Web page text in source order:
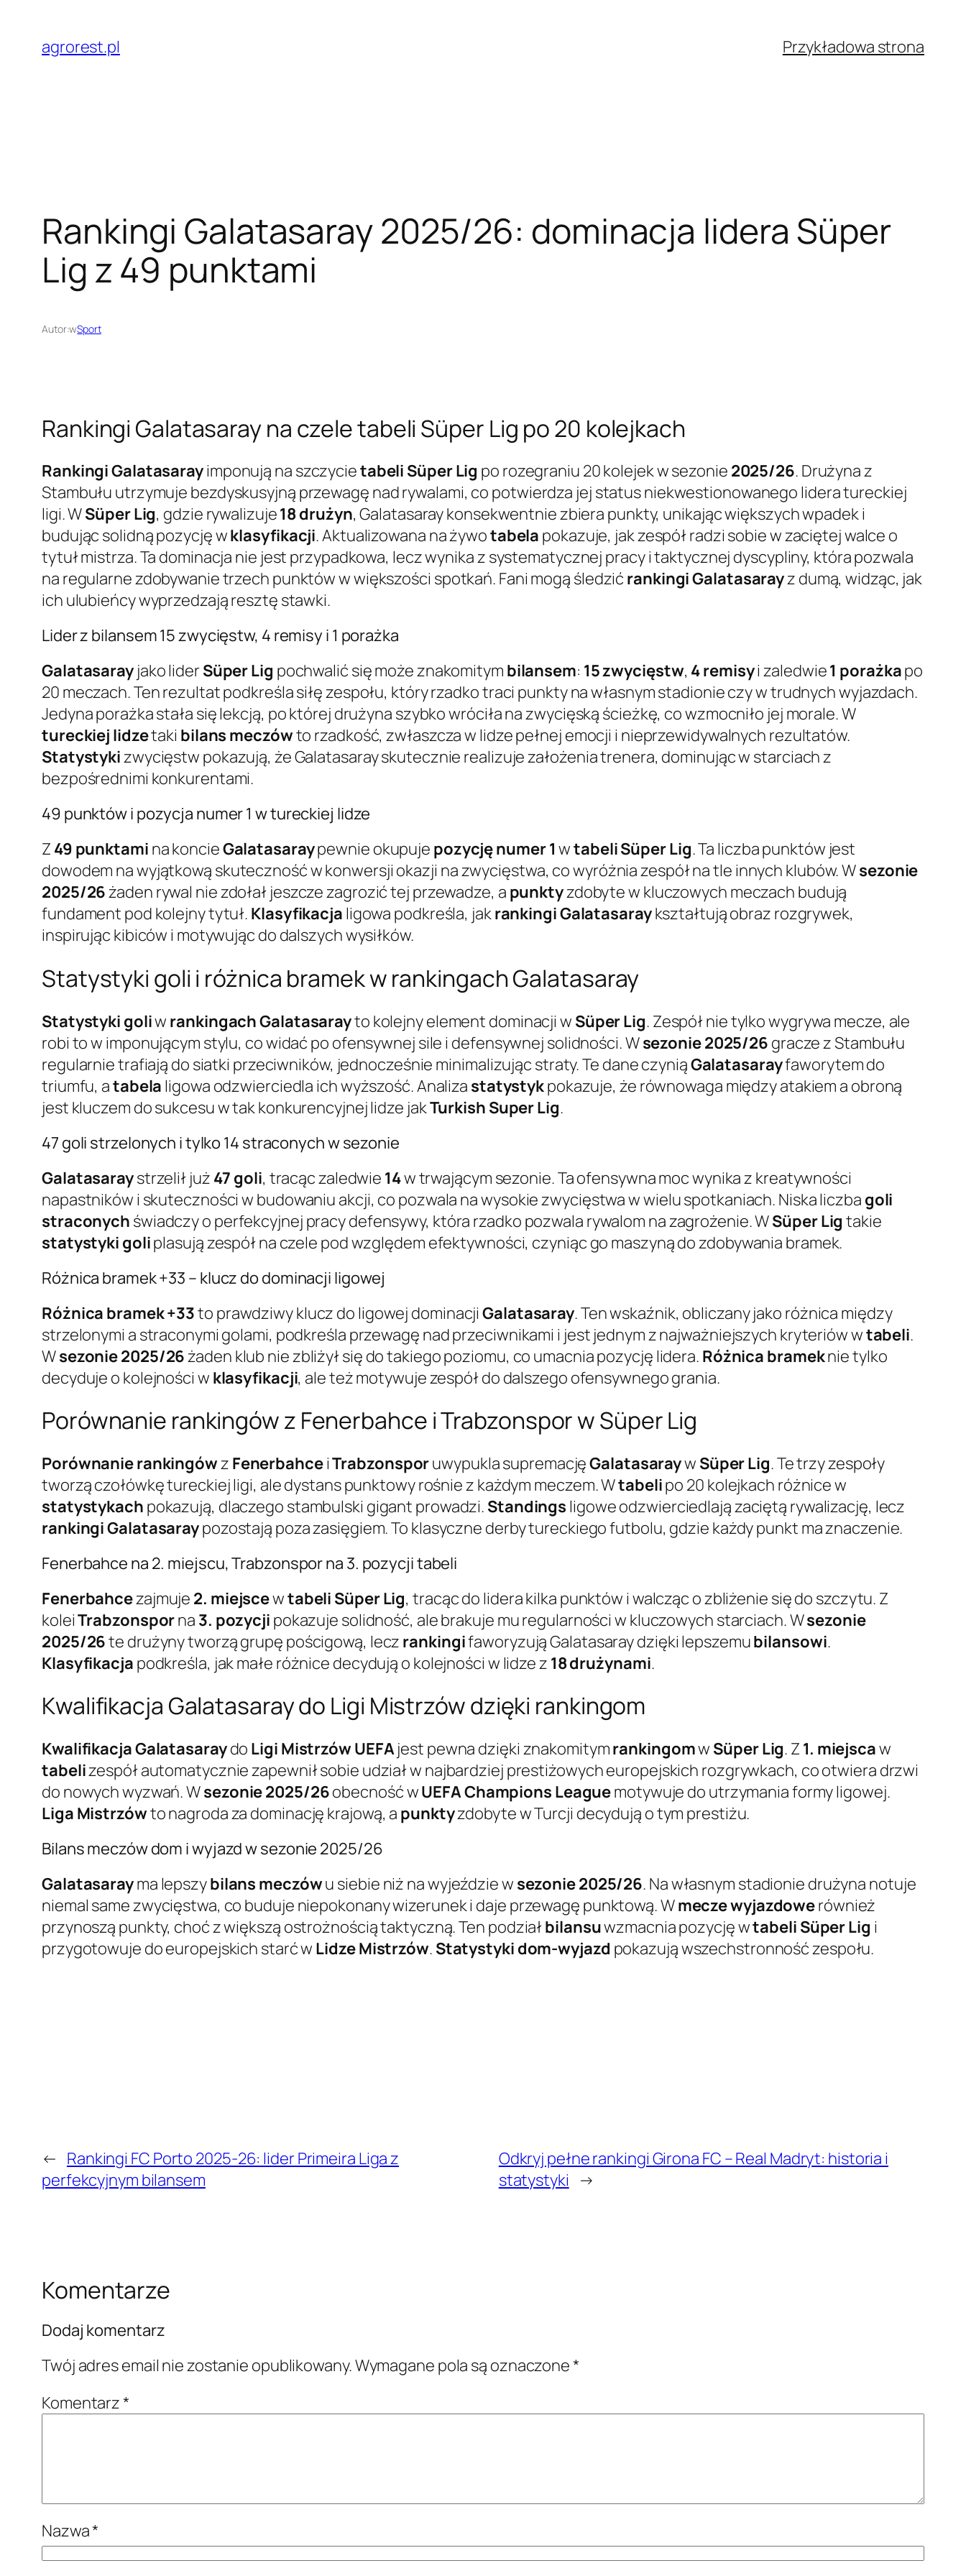
treści
agrorest.pl Przykładowa strona
Rankingi Galatasaray 2025/26: dominacja lidera Süper
Lig z 49 punktami
Autor:wSport
Rankingi Galatasaray na czele tabeli Süper Lig po 20 kolejkach
Rankingi Galatasarayimponują na szczycietabeli Süper Lig po rozegraniu 20 kolejek w sezonie 2025/26. Drużyna z
Stambułu utrzymuje bezdyskusyjną przewagę nad rywalami, co potwierdza jej status niekwestionowanego lidera tureckiej
ligi. WSüper Lig, gdzie rywalizuje18 drużyn, Galatasaray konsekwentnie zbiera punkty, unikając większych wpadek i
budując solidną pozycję wklasyfikacji. Aktualizowana na żywotabela pokazuje, jak zespół radzi sobie w zaciętej walce o
tytuł mistrza. Ta dominacja nie jest przypadkowa, lecz wynika z systematycznej pracy i taktycznej dyscypliny, która pozwala
na regularne zdobywanie trzech punktów w większości spotkań. Fani mogą śledzić rankingi Galatasarayz dumą, widząc, jak
ich ulubieńcy wyprzedzają resztę stawki.
Lider z bilansem 15 zwycięstw, 4 remisy i 1 porażka
Galatasarayjako lider Süper Lig pochwalić się może znakomitym bilansem: 15 zwycięstw, 4 remisyi zaledwie1 porażkapo
20 meczach. Ten rezultat podkreśla siłę zespołu, który rzadko traci punkty na własnym stadionie czy w trudnych wyjazdach.
Jedyna porażka stała się lekcją, po której drużyna szybko wróciła na zwycięską ścieżkę, co wzmocniło jej morale. W
tureckiej lidzetaki bilans meczówto rzadkość, zwłaszcza w lidze pełnej emocji i nieprzewidywalnych rezultatów.
Statystykizwycięstw pokazują, że Galatasaray skutecznie realizuje założenia trenera, dominując w starciach z
bezpośrednimi konkurentami.
49 punktów i pozycja numer 1 w tureckiej lidze
Z 49 punktami na koncieGalatasaraypewnie okupuje pozycję numer 1 wtabeli Süper Lig. Ta liczba punktów jest
dowodem na wyjątkową skuteczność w konwersji okazji na zwycięstwa, co wyróżnia zespół na tle innych klubów. Wsezonie
2025/26żaden rywal nie zdołał jeszcze zagrozić tej przewadze, a punktyzdobyte w kluczowych meczach budują
fundament pod kolejny tytuł. Klasyfikacja ligowa podkreśla, jakrankingi Galatasaraykształtują obraz rozgrywek,
inspirując kibiców i motywując do dalszych wysiłków.
Statystyki goli i różnica bramek w rankingach Galatasaray
Statystyki goliw rankingach Galatasarayto kolejny element dominacji w Süper Lig. Zespół nie tylko wygrywa mecze, ale
robi to w imponującym stylu, co widać po ofensywnej sile i defensywnej solidności. Wsezonie 2025/26 gracze z Stambułu
regularnie trafiają do siatki przeciwników, jednocześnie minimalizując straty. Te dane czyniąGalatasarayfaworytem do
triumfu, atabela ligowa odzwierciedla ich wyższość. Analiza statystykpokazuje, że równowaga między atakiem a obroną
jest kluczem do sukcesu w tak konkurencyjnej lidze jakTurkish Super Lig.
47 goli strzelonych i tylko 14 straconych w sezonie
Galatasaraystrzelił już 47 goli, tracąc zaledwie 14w trwającym sezonie. Ta ofensywna moc wynika z kreatywności
napastników i skuteczności w budowaniu akcji, co pozwala na wysokie zwycięstwa w wielu spotkaniach. Niska liczba goli
straconych świadczy o perfekcyjnej pracy defensywy, która rzadko pozwala rywalom na zagrożenie. WSüper Lig takie
statystyki goliplasują zespół na czele pod względem efektywności, czyniąc go maszyną do zdobywania bramek.
Różnica bramek +33 – klucz do dominacji ligowej
Różnica bramek +33to prawdziwy klucz do ligowej dominacjiGalatasaray. Ten wskaźnik, obliczany jako różnica między
strzelonymi a straconymi golami, podkreśla przewagę nad przeciwnikami i jest jednym z najważniejszych kryteriów wtabeli.
Wsezonie 2025/26żaden klub nie zbliżył się do takiego poziomu, co umacnia pozycję lidera. Różnica brameknie tylko
decyduje o kolejności w klasyfikacji, ale też motywuje zespół do dalszego ofensywnego grania.
Porównanie rankingów z Fenerbahce i Trabzonspor w Süper Lig
Porównanie rankingówz FenerbahceiTrabzonsporuwypukla supremacjęGalatasarayw Süper Lig. Te trzy zespoły
tworzą czołówkę tureckiej ligi, ale dystans punktowy rośnie z każdym meczem. Wtabelipo 20 kolejkach różnice w
statystykach pokazują, dlaczego stambulski gigant prowadzi. Standings ligowe odzwierciedlają zaciętą rywalizację, lecz
rankingi Galatasaraypozostają poza zasięgiem. To klasyczne derby tureckiego futbolu, gdzie każdy punkt ma znaczenie.
Fenerbahce na 2. miejscu, Trabzonspor na 3. pozycji tabeli
Fenerbahcezajmuje 2. miejscewtabeli Süper Lig, tracąc do lidera kilka punktów i walcząc o zbliżenie się do szczytu. Z
koleiTrabzonsporna 3. pozycji pokazuje solidność, ale brakuje mu regularności w kluczowych starciach. Wsezonie
2025/26te drużyny tworzą grupę pościgową, lecz rankingifaworyzują Galatasaray dzięki lepszemubilansowi.
Klasyfikacja podkreśla, jak małe różnice decydują o kolejności w lidze z 18 drużynami.
Kwalifikacja Galatasaray do Ligi Mistrzów dzięki rankingom
Kwalifikacja Galatasaraydo Ligi Mistrzów UEFAjest pewna dzięki znakomitymrankingomw Süper Lig. Z 1. miejscaw
tabelizespół automatycznie zapewnił sobie udział w najbardziej prestiżowych europejskich rozgrywkach, co otwiera drzwi
do nowych wyzwań. Wsezonie 2025/26obecność wUEFA Champions Leaguemotywuje do utrzymania formy ligowej.
Liga Mistrzówto nagroda za dominację krajową, a punktyzdobyte w Turcji decydują o tym prestiżu.
Bilans meczów dom i wyjazd w sezonie 2025/26
Galatasarayma lepszybilans meczówu siebie niż na wyjeździe w sezonie 2025/26. Na własnym stadionie drużyna notuje
niemal same zwycięstwa, co buduje niepokonany wizerunek i daje przewagę punktową. Wmecze wyjazdowerównież
przynoszą punkty, choć z większą ostrożnością taktyczną. Ten podziałbilansuwzmacnia pozycję wtabeli Süper Lig i
przygotowuje do europejskich starć w Lidze Mistrzów. Statystyki dom-wyjazd pokazują wszechstronność zespołu.
← Rankingi FC Porto 2025-26: lider Primeira Liga z
perfekcyjnym bilansem
Odkryj pełne rankingi Girona FC – Real Madryt: historia i
statystyki →
Komentarze
Dodaj komentarz
Twój adres email nie zostanie opublikowany.Wymagane pola są oznaczone*
Komentarz*
Nazwa*